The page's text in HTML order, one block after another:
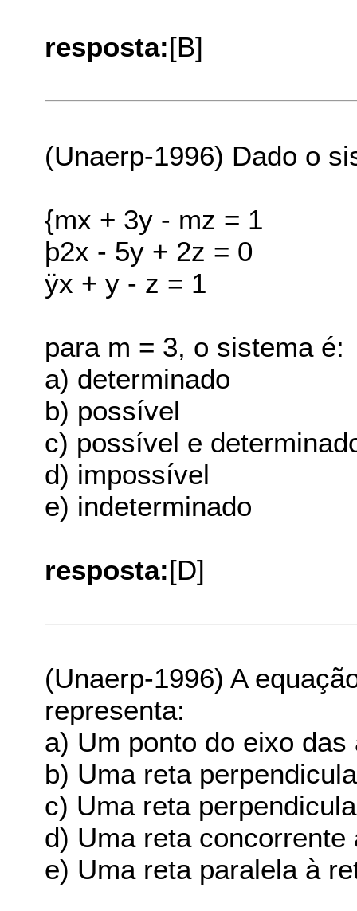
resposta:[B]
(Unaerp-1996) Dado o
{mx + 3y - mz = 1
þ2x - 5y + 2z = 0
ÿx + y - z = 1
para m = 3, o sistema é:
a) determinado
b) possível
c) possível e
d) impossível
e) indeterminado
resposta:[D]
(Unaerp-1996) A
representa:
a) Um ponto do eixo das
b) Uma reta
c) Uma reta
d) Uma reta
e) Uma reta paralela à